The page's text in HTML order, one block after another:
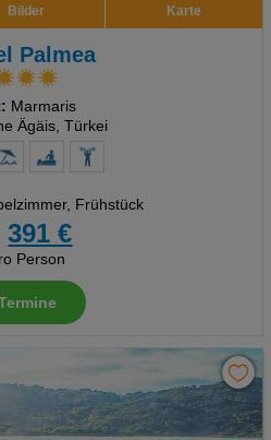
Bilder Karte
Palmea
Marmaris
Ägäis, Türkei
Frühstück
391 €
Person